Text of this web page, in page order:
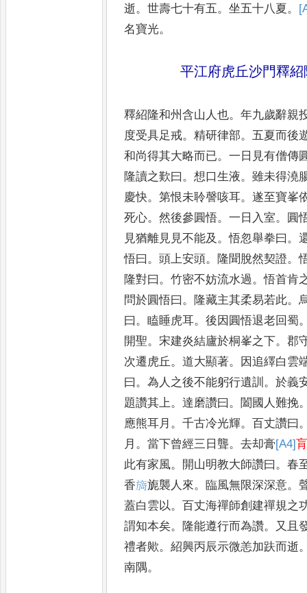
逝。世壽七十有五。坐五十八夏。
名寶光。
平江府虎丘沙門釋紹
釋紹隆和州含山人也。年九歲辭親
度受具足戒。精研律部。五夏而後
和尚得其大略而已。一日見有僧傳
隆讀之歎曰 。想口生液。雖未得澆
慶快。第恨未聆謦咳耳。遂至寶峯
死心。然後參圓悟。一日 入室。
圓
見猶離見見不能及 。悟忽舉拳曰 。
悟曰 。頭上安頭。 隆聞脫然契證。
隆對曰 。竹密不妨流水過。悟首肯
問於圓悟曰 。 隆藏主其柔易若此。
曰 。瞌睡虎耳。後因圓悟退老回蜀
開聖。宋建炎結廬於桐峯之下。郡
次遷虎 丘。道大顯著。
因追繹白雲
曰 。為人之後不能躬行遺訓 。於義
題讚其上。達磨讚曰 。 闔國 人難挽
應熊耳月 。千古冷光輝。 百丈讚曰
月 。當下曾經三日聾。去却膏[A4]
此有家風。 開山明教大師讚曰 。春
香𭥃旎襲人來。 臨風無限深深意。
蓋白雲以。 百丈海禪師創建禪規之
謂知本矣。 隆能遵行而為讚。
又且
禮者歟。紹興丙辰示微恙加趺而逝
南隅。